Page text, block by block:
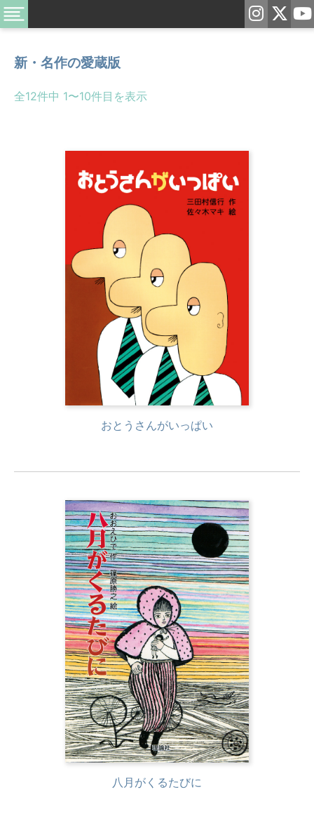
新・名作の愛蔵版
全12件中 1〜10件目を表示
おとうさんがいっぱい
八月がくるたびに